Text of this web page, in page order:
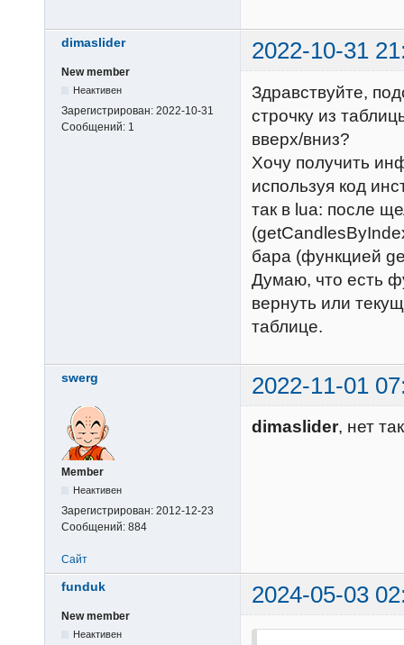
dimaslider 2022-10-31
New member
Неактивен
Зарегистрирован: 2022-10-31
Сообщений: 1
Здравствуйте,
строчку из
вверх/вниз?
Хочу получить
используя код
так в lua: после
бара (функцией
Думаю, что есть
вернуть или
таблице.
swerg 2022-11-01
Member
Неактивен
Зарегистрирован: 2012-12-23
Сообщений: 884
dimaslider, нет
Сайт
funduk 2024-05-03
New member
Неактивен